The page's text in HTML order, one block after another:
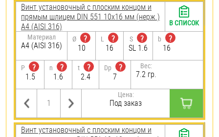
Винт установочный с плоским концом и
прямым шлицем DIN 551 10х16 мм (нерж.)
A4 (AISI 316)
Материал
A4 (AISI 316)
Ø
?
10
L
?
16
S
?
SL 1.6
b
?
16
P
?
1.5
n
?
1.6
t
?
2.4
Dp
?
7
Вес:
7.2 гр.
Цена:
Под заказ
В СПИСОК
Винт установочный с плоским концом и